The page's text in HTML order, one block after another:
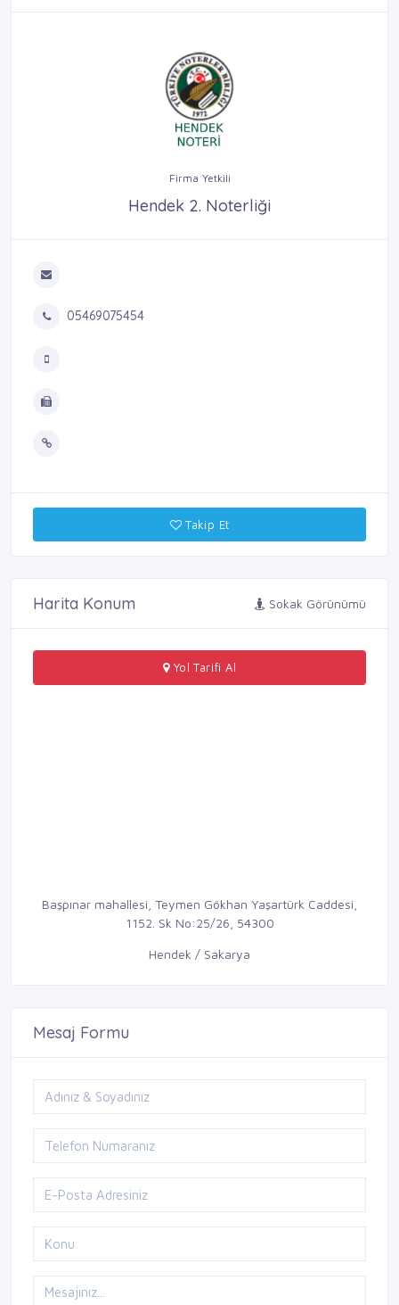
Firma Yetkili
Hendek 2. Noterliği
05469075454
Takip Et
Harita Konum Sokak Görünümü
Yol Tarifi Al
Başpınar mahallesi, Teymen Gökhan Yaşartürk Caddesi,
1152. Sk No:25/26, 54300
Hendek / Sakarya
Mesaj Formu